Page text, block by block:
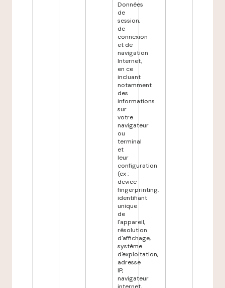
Données
de
session,
de
connexion
et de
navigation
Internet,
en ce
incluant
notamment
des
informations
sur
votre
navigateur
ou
terminal
et
leur
configuration
(ex :
device
fingerprinting,
identifiant
unique
de
l'appareil,
résolution
d'affichage,
système
d'exploitation,
adresse
IP,
navigateur